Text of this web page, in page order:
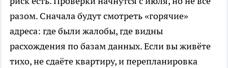
разом. Сначала будут смотреть «горячие»
адреса: где были жалобы, где видны
расхождения по базам данных. Если вы живёте
тихо, не сдаёте квартиру, и перепланировка